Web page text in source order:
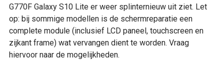
G770F Galaxy S10 Lite er weer splinternieuw uit ziet. Let
op: bij sommige modellen is de schermreparatie een
complete module (inclusief LCD paneel, touchscreen en
zijkant frame) wat vervangen dient te worden. Vraag
hiervoor naar de mogelijkheden.